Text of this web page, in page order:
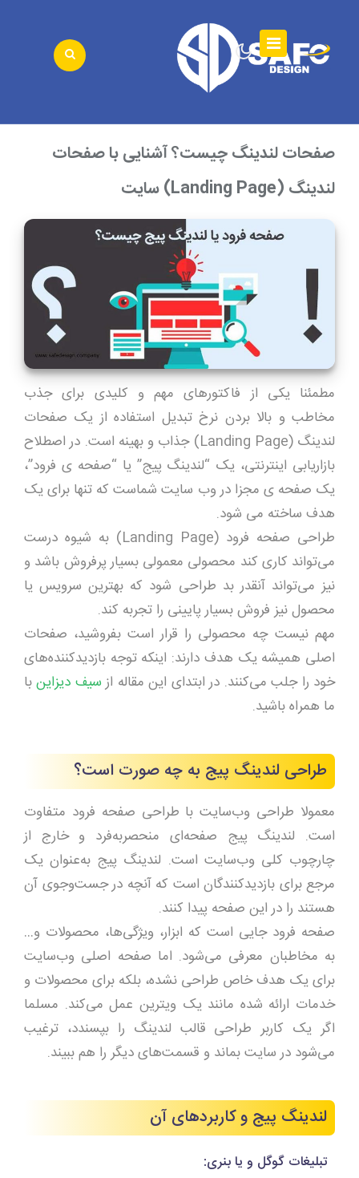
صفحات لندینگ چیست؟ آشنایی با صفحات
لندینگ (Landing Page) سایت
مطمئنا یکی از فاکتورهای مهم و کلیدی برای جذب
مخاطب و بالا بردن نرخ تبدیل استفاده از یک صفحات
لندینگ (Landing Page) جذاب و بهینه است. در اصطلاح
بازاریابی اینترنتی، یک “لندینگ پیج” یا “صفحه ی فرود”،
یک صفحه ی مجزا در وب سایت شماست که تنها برای یک
هدف ساخته می شود.
طراحی صفحه فرود (Landing Page) به شیوه درست
می‌تواند کاری کند محصولی معمولی بسیار پرفروش باشد و
نیز می‌تواند آنقدر بد طراحی شود که بهترین سرویس یا
محصول نیز فروش بسیار پایینی را تجربه کند.
مهم نیست چه محصولی را قرار است بفروشید، صفحات
اصلی همیشه یک هدف دارند: اینکه توجه بازدیدکننده­‌های
خود را جلب می‌کنند. در ابتدای این مقاله ازسیف دیزاینبا
ما همراه باشید.
طراحی لندینگ پیج به چه صورت است؟
معمولا طراحی وب‌سایت با طراحی صفحه فرود متفاوت
است. لندینگ پیج صفحه‌ای منحصربه‌فرد و خارج از
چارچوب کلی وب‌سایت است. لندینگ پیج به‌عنوان یک
مرجع برای بازدیدکنندگان است که آنچه در جست‌وجوی آن
هستند را در این صفحه پیدا کنند.
صفحه فرود جایی است که ابزار، ویژگی‌ها، محصولات و…
به مخاطبان معرفی می‌شود. اما صفحه اصلی وب‌سایت
برای یک هدف خاص طراحی نشده، بلکه برای محصولات و
خدمات ارائه شده مانند یک ویترین عمل می‌کند. مسلما
اگر یک کاربر طراحی قالب لندینگ را بپسندد، ترغیب
می‌شود در سایت بماند و قسمت‌های دیگر را هم ببیند.
لندینگ پیج و کاربردهای آن
تبلیغات گوگل و یا بنری: